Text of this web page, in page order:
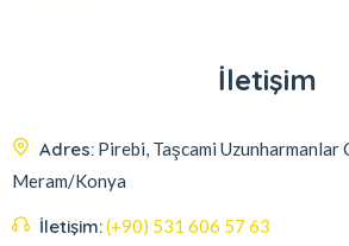
İletişim
Adres: Pirebi, Taşcami
Meram/Konya
İletişim:(+90) 531 606 57 63